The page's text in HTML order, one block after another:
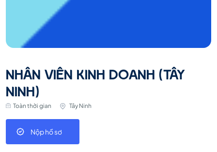
NHÂN VIÊN KINH DOANH (TÂY
NINH)
Toàn thời gian Tây Ninh
Nộp hồ sơ